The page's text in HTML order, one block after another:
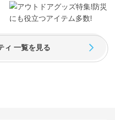
ィ 一覧を見る